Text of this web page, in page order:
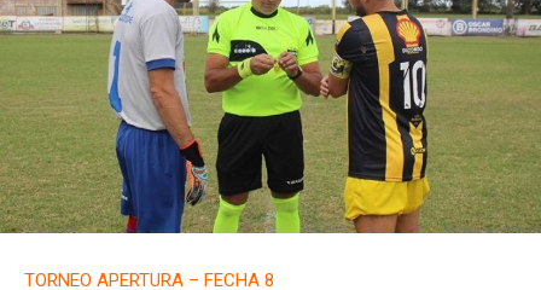
TORNEO APERTURA – FECHA 8